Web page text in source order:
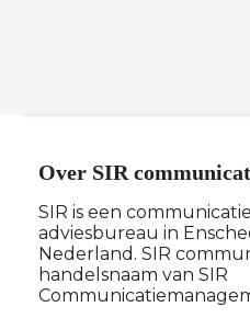
Over SIR
SIR is een
adviesbureau in
Nederland. SIR
handelsnaam van SIR